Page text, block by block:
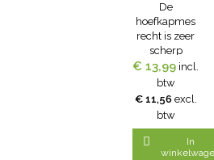
De
hoefkapmes
recht is zeer
scherp
geslepen. Met
kunststof
handgrip.
Lengte ca:
ca: 3cm.
€ 13,99 incl.
btw
€ 11,56 excl.
btw

In